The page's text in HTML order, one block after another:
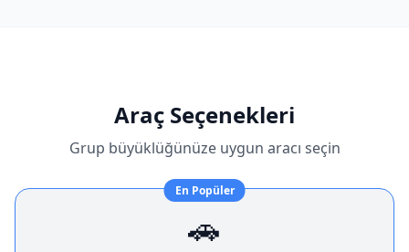
Araç Seçenekleri
Grup büyüklüğünüze uygun aracı seçin
En Popüler
🚗